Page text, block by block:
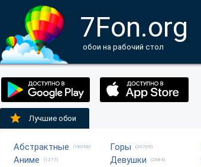
7Fon.org
обои на рабочий стол
Лучшие обои
Абстрактные (18058)
Аниме (1217)
Горы (20709)
Девушки (2684)